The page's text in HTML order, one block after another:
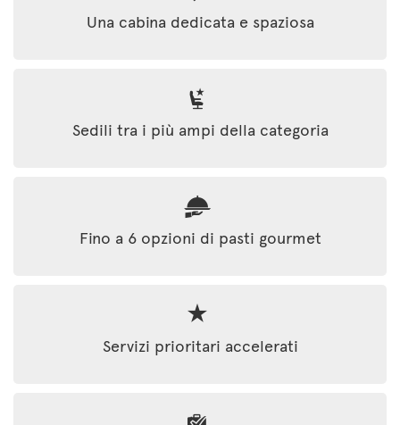
Una cabina dedicata e spaziosa
Sedili tra i più ampi della categoria
Fino a 6 opzioni di pasti gourmet
Servizi prioritari accelerati